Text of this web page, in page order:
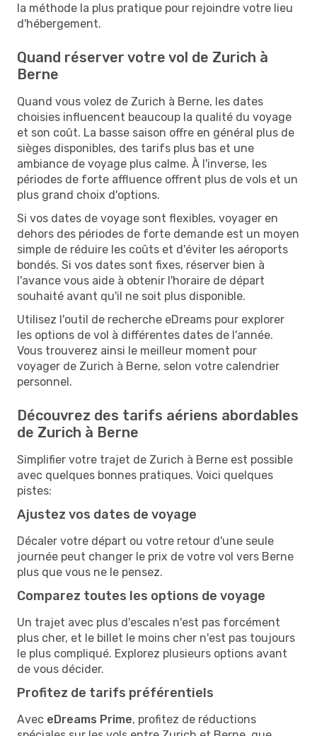
la méthode la plus pratique pour rejoindre votre lieu
d'hébergement.
Quand réserver votre vol de Zurich à
Berne
Quand vous volez de Zurich à Berne, les dates
choisies influencent beaucoup la qualité du voyage
et son coût. La basse saison offre en général plus de
sièges disponibles, des tarifs plus bas et une
ambiance de voyage plus calme. À l'inverse, les
périodes de forte affluence offrent plus de vols et un
plus grand choix d'options.
Si vos dates de voyage sont flexibles, voyager en
dehors des périodes de forte demande est un moyen
simple de réduire les coûts et d'éviter les aéroports
bondés. Si vos dates sont fixes, réserver bien à
l'avance vous aide à obtenir l'horaire de départ
souhaité avant qu'il ne soit plus disponible.
Utilisez l'outil de recherche eDreams pour explorer
les options de vol à différentes dates de l'année.
Vous trouverez ainsi le meilleur moment pour
voyager de Zurich à Berne, selon votre calendrier
personnel.
Découvrez des tarifs aériens abordables
de Zurich à Berne
Simplifier votre trajet de Zurich à Berne est possible
avec quelques bonnes pratiques. Voici quelques
pistes:
Ajustez vos dates de voyage
Décaler votre départ ou votre retour d'une seule
journée peut changer le prix de votre vol vers Berne
plus que vous ne le pensez.
Comparez toutes les options de voyage
Un trajet avec plus d'escales n'est pas forcément
plus cher, et le billet le moins cher n'est pas toujours
le plus compliqué. Explorez plusieurs options avant
de vous décider.
Profitez de tarifs préférentiels
Avec eDreams Prime, profitez de réductions